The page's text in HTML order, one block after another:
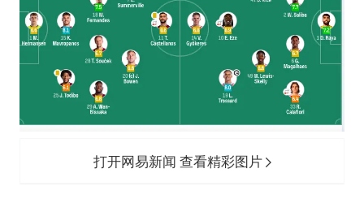
打开网易新闻 查看精彩图片